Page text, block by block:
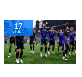
17
visitas